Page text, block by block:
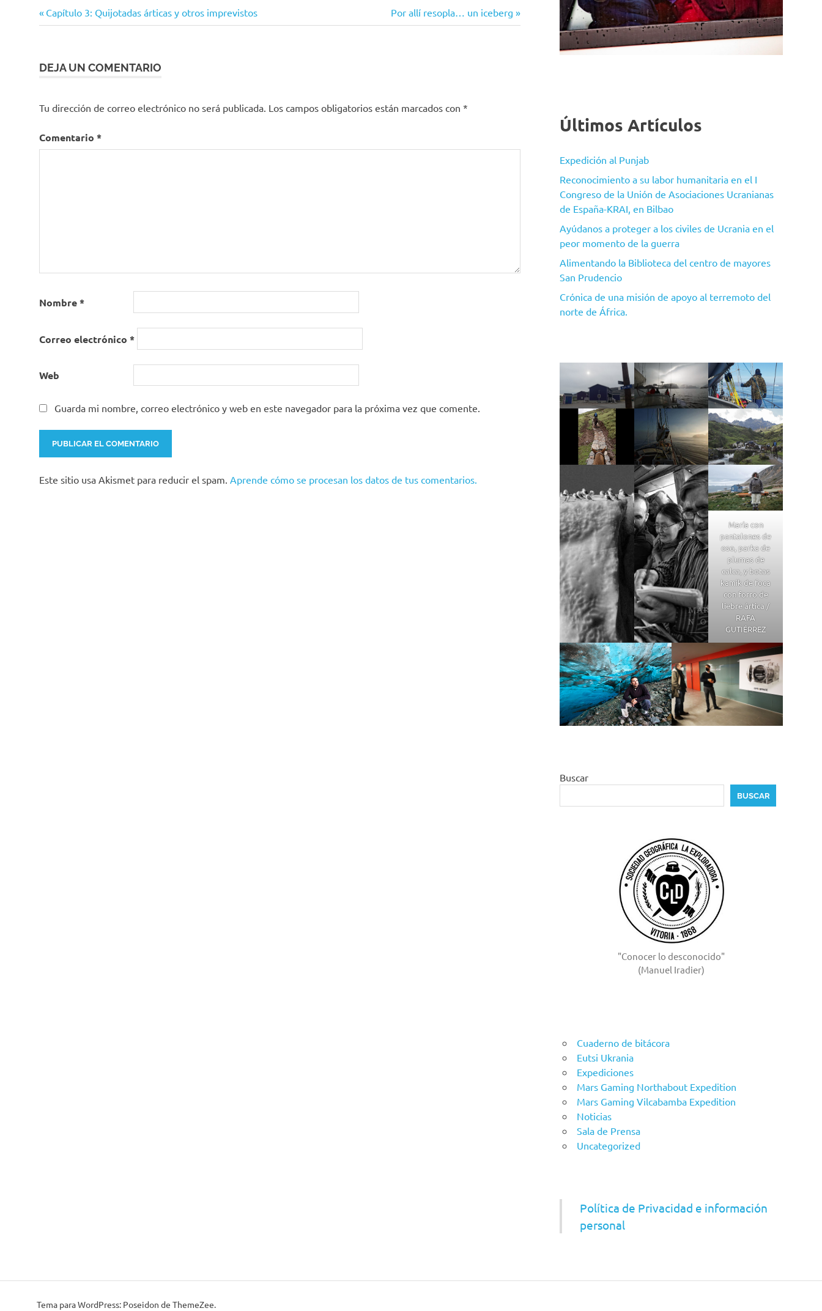
Navegación
entradas
Entrada
anterior:
Capítulo 3: Quijotadas árticas y otros imprevistos
Siguiente
entrada:
Por allí resopla… un iceberg
DEJA UN COMENTARIO
Tu dirección de correo electrónico no será publicada. Los campos obligatorios están marcados con *
Comentario *
Nombre*
Correo electrónico *
Web
Guarda mi nombre, correo electrónico y web en este navegador para la próxima vez que comente.
Este sitio usa Akismet para reducir el spam. Aprende cómo se procesan los datos de tus comentarios.
Últimos Artículos
Expedición al Punjab
Reconocimiento a su labor humanitaria en el I
Congreso de la Unión de Asociaciones Ucranianas
de España-KRAI, en Bilbao
Ayúdanos a proteger a los civiles de Ucrania en el
peor momento de la guerra
Alimentando la Biblioteca del centro de mayores
San Prudencio
Crónica de una misión de apoyo al terremoto del
norte de África.
María con
pantalones de
oso, parka de
plumas de
calca, y botas
kamik de foca
con forro de
liebre ártica /
RAFA
GUTIÉRREZ
Buscar
BUSCAR
"Conocer lo desconocido"
(Manuel Iradier)
Cuaderno de bitácora
Eutsi Ukrania
Expediciones
Mars Gaming Northabout Expedition
Mars Gaming Vilcabamba Expedition
Noticias
Sala de Prensa
Uncategorized
Política de Privacidad e información
personal
Tema para WordPress: Poseidon de ThemeZee.